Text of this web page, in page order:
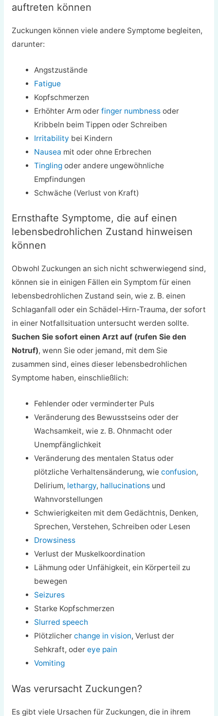
auftreten können
Zuckungen können viele andere Symptome begleiten,
darunter:
Angstzustände
Fatigue
Kopfschmerzen
Erhöhter Arm oderfinger numbness oder
Kribbeln beim Tippen oder Schreiben
Irritability bei Kindern
Nausea mit oder ohne Erbrechen
Tingling oder andere ungewöhnliche
Empfindungen
Schwäche (Verlust von Kraft)
Ernsthafte Symptome, die auf einen
lebensbedrohlichen Zustand hinweisen
können
Obwohl Zuckungen an sich nicht schwerwiegend sind,
können sie in einigen Fällen ein Symptom für einen
lebensbedrohlichen Zustand sein, wie z. B. einen
Schlaganfall oder ein Schädel-Hirn-Trauma, der sofort
in einer Notfallsituation untersucht werden sollte.
Suchen Sie sofort einen Arzt auf (rufen Sie den
Notruf), wenn Sie oder jemand, mit dem Sie
zusammen sind, eines dieser lebensbedrohlichen
Symptome haben, einschließlich:
Fehlender oder verminderter Puls
Veränderung des Bewusstseins oder der
Wachsamkeit, wie z. B. Ohnmacht oder
Unempfänglichkeit
Veränderung des mentalen Status oder
plötzliche Verhaltensänderung, wieconfusion,
Delirium, lethargy, hallucinations und
Wahnvorstellungen
Schwierigkeiten mit dem Gedächtnis, Denken,
Sprechen, Verstehen, Schreiben oder Lesen
Drowsiness
Verlust der Muskelkoordination
Lähmung oder Unfähigkeit, ein Körperteil zu
bewegen
Seizures
Starke Kopfschmerzen
Slurred speech
Plötzlicherchange in vision, Verlust der
Sehkraft, odereye pain
Vomiting
Was verursacht Zuckungen?
Es gibt viele Ursachen für Zuckungen, die in ihrem